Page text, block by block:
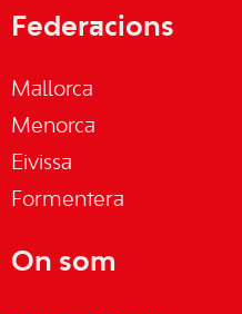
Federacions
Mallorca
Menorca
Eivissa
Formentera
On som